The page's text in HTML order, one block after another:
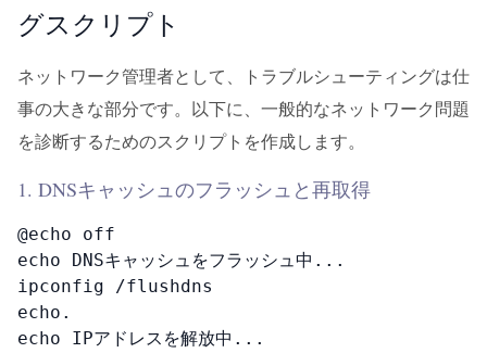
グスクリプト
ネットワーク管理者として、トラブルシューティングは仕
事の大きな部分です。以下に、一般的なネットワーク問題
を診断するためのスクリプトを作成します。
1. DNSキャッシュのフラッシュと再取得
@echo off
echo DNSキャッシュをフラッシュ中...
ipconfig /flushdns
echo.
echo IPアドレスを解放中...